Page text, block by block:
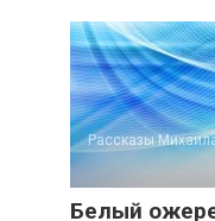
Рассказы
Белый